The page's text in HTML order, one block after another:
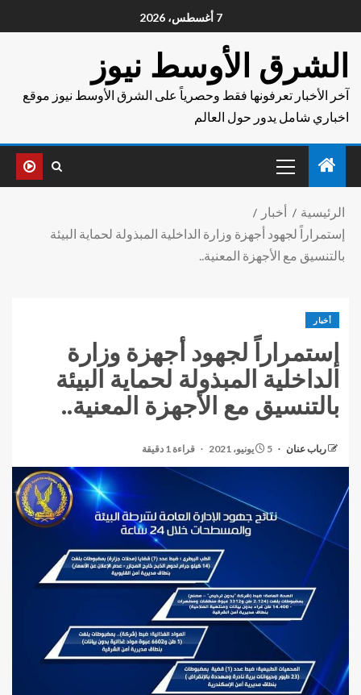
7 أغسطس، 2026
الشرق الأوسط نيوز
آخر الأخبار تعرفونها فقط وحصرياً على الشرق الأوسط نيوز موقع
اخباري شامل يدور حول العالم
الرئيسية
أخبار
إستمراراً لجهود أجهزة وزارة الداخلية المبذولة لحماية البيئة
بالتنسيق مع الأجهزة المعنية..
أخبار
إستمراراً لجهود أجهزة وزارة
الداخلية المبذولة لحماية البيئة
بالتنسيق مع الأجهزة المعنية..
رباب عنان 5 يونيو، 2021 قراءة 1 دقيقة